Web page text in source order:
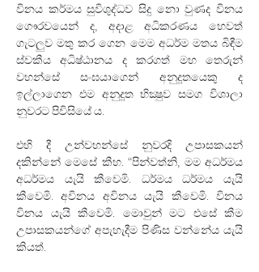
විනය කර්මය සුවිශුද්ධව සිදු නො වුණද විනය
ගෞරවයෙන් ද, අදාළ අධිකරණය හෙවත්
ගැටලුව මතු කර ගෙන මෙම අධර්ම මතය බිඳීම
ස්වකීය අධිෂ්ඨානය ද කරගත් මහ තෙරුන්
වහන්සේ සංඝයාගෙන් අනුදූතයෙකු ද
ඉල්ලාගෙන එම අනුදූත භික්‍ෂුව සමග විශාලා
නුවරට පිවිසියේ ය.
එහි දී උන්වහන්සේ නුවරදි උපාසකයන්
දකින්නේ මෙසේ කීහ. “පින්වත්නි, මම අධර්මය
අධර්මය යැයි කීවෙමි. ධර්මය ධර්මය යැයි
කීවෙමි. අවිනය අවිනය යැයි කීවෙමි. විනය
විනය යැයි කීවෙමි. මොවුන් මට එසේ කීම
උපාසකයන්ගේ අපැහැදීම පිණිස වන්නේය යැයි
කියත්.